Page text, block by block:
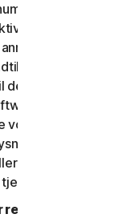
kode. Hvis du
inden for
om, vil
aktiveringen er
blive
under
vores kundeservice
du modtog
som du fik af din
fra denne.
til Apple